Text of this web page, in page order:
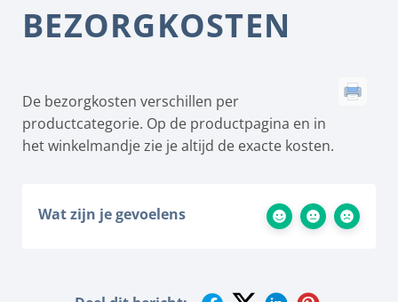
BEZORGKOSTEN
De bezorgkosten verschillen per
productcategorie. Op de productpagina en in
het winkelmandje zie je altijd de exacte kosten.
Wat zijn je gevoelens